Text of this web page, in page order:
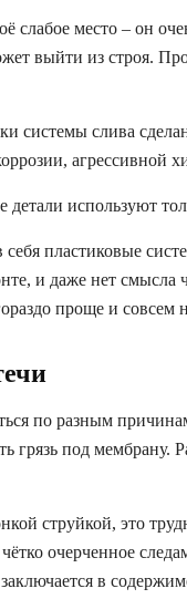
слабое место – он
выйти из строя.
системы слива
агрессивной
используют
пластиковые
и даже нет смысла
проще и совсем
по разным
грязь под мембрану.
струйкой, это
очерченное
в